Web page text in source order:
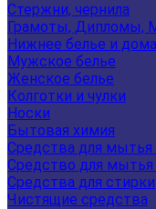
Стержни, чернила
Грамоты, Дипломы,
Нижнее белье и
Мужское белье
Женское белье
Колготки и чулки
Носки
Бытовая химия
Средства для мытья
Средство для мытья
Средства для стирки
Чистящие средства